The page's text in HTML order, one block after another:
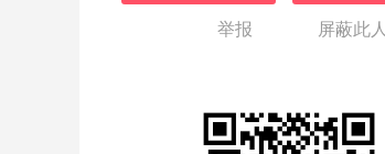
举报 屏蔽此人